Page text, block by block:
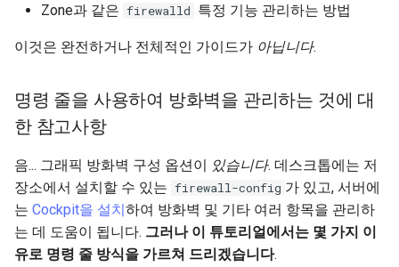
Lab 13: Cleaning Up
torsocks - Route Traffic Via
with Xorriso
Zone과 같은 firewalld 특정 기능 관리하는 방법
이것은 완전하거나 전체적인 가이드가 아닙니다.
명령 줄을 사용하여 방화벽을 관리하는 것에 대
한 참고사항
음... 그래픽 방화벽 구성 옵션이 있습니다. 데스크톱에는 저
장소에서 설치할 수 있는 firewall-config 가 있고, 서버에
는 Cockpit을 설치하여 방화벽 및 기타 여러 항목을 관리하
는 데 도움이 됩니다. 그러나 이 튜토리얼에서는 몇 가지 이
유로 명령 줄 방식을 가르쳐 드리겠습니다.